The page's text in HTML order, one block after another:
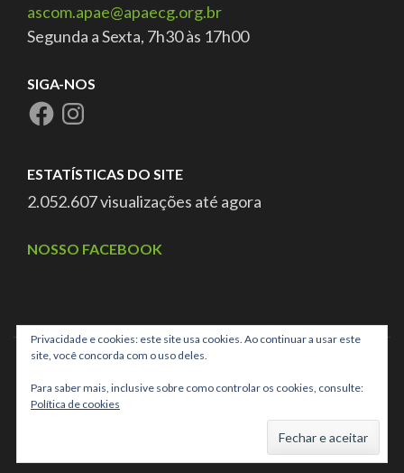
ascom.apae@apaecg.org.br
Segunda a Sexta, 7h30 às 17h00
SIGA-NOS
ESTATÍSTICAS DO SITE
2.052.607 visualizações até agora
NOSSO FACEBOOK
CNPJ: 03.025.707/0001-40 ASSOCIAÇÃO DE PAIS E AMIGOS
DOS EXCEPCIONAIS DE CAMPO GRANDE MS,School Zone |
. Powered byWordPress.
Privacidade e cookies: este site usa cookies. Ao continuar a usar este
site, você concorda com o uso deles.
Para saber mais, inclusive sobre como controlar os cookies, consulte:
Política de cookies